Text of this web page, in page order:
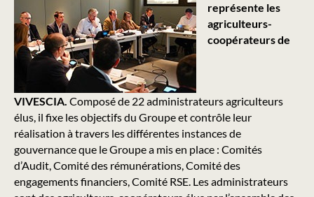
représente les
agriculteurs-
coopérateurs de
VIVESCIA. Composé de 22 administrateurs agriculteurs
élus, il fixe les objectifs du Groupe et contrôle leur
réalisation à travers les différentes instances de
gouvernance que le Groupe a mis en place : Comités
d’Audit, Comité des rémunérations, Comité des
engagements financiers, Comité RSE. Les administrateurs